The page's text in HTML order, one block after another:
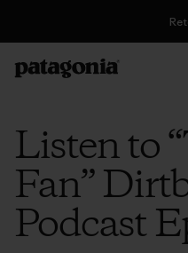
Listen to
Fan”
Podcast